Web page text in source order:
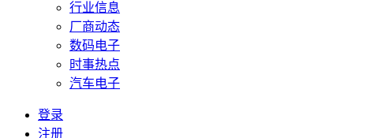
行业信息
厂商动态
数码电子
时事热点
汽车电子
登录
注册